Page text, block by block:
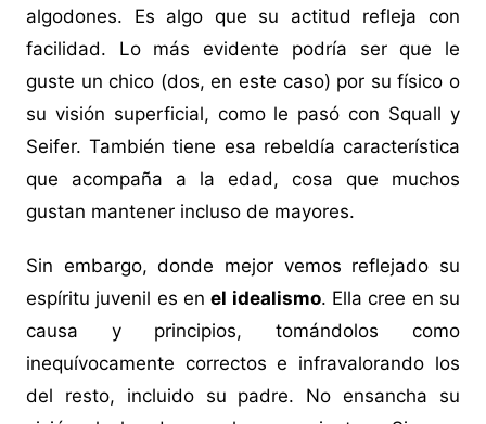
algodones. Es algo que su actitud refleja con
facilidad. Lo más evidente podría ser que le
guste un chico (dos, en este caso) por su físico o
su visión superficial, como le pasó con Squall y
Seifer. También tiene esa rebeldía característica
que acompaña a la edad, cosa que muchos
gustan mantener incluso de mayores.
Sin embargo, donde mejor vemos reflejado su
espíritu juvenil es enel idealismo. Ella cree en su
causa y principios, tomándolos como
inequívocamente correctos e infravalorando los
del resto, incluido su padre. No ensancha su